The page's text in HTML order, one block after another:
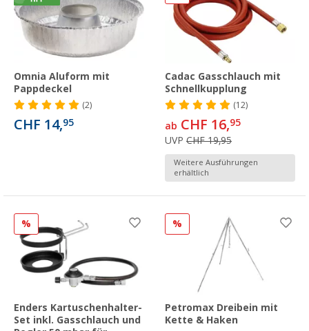
Omnia Aluform mit
Pappdeckel
(2)
CHF 14,95
Cadac Gasschlauch mit
Schnellkupplung
(12)
ab CHF 16,95
UVP CHF 19,95
Weitere Ausführungen
erhältlich
%
Enders Kartuschenhalter-
Set inkl. Gasschlauch und
%
Petromax Dreibein mit
Kette & Haken